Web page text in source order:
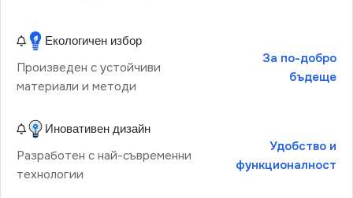
Екологичен избор
Произведен с устойчиви
материали и методи
За по-добро
бъдеще
Иновативен дизайн
Разработен с най-съвременни
технологии
Удобство и
функционалност